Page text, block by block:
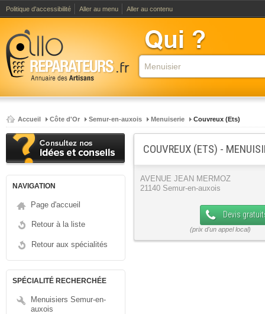
Politique d'accessibilité Aller au menu Aller au contenu
Accueil Côte d'Or Semur-en-auxois Menuiserie Couvreux (Ets)
NAVIGATION
Page d'accueil
Retour à la liste
Retour aux spécialités
SPÉCIALITÉ RECHERCHÉE
Menuisiers Semur-en-
auxois
COUVREUX (ETS) -
AVENUE JEAN MERMOZ
21140 Semur-en-auxois
Devis